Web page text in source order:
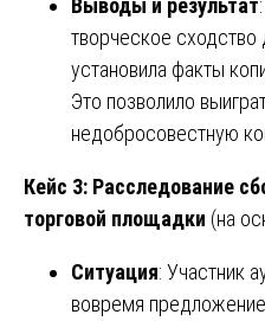
Выводы и результат
творческое
установила факты
Это позволило
недобросовестную
Кейс 3: Расследование
торговой площадки (на
Ситуация: Участник
вовремя